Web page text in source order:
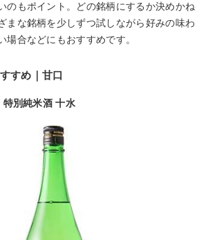
のもポイント。どの銘柄にするか決めかね
まな銘柄を少しずつ試しながら好みの味わ
場合などにもおすすめです。
すめ｜甘口
特別純米酒 十水